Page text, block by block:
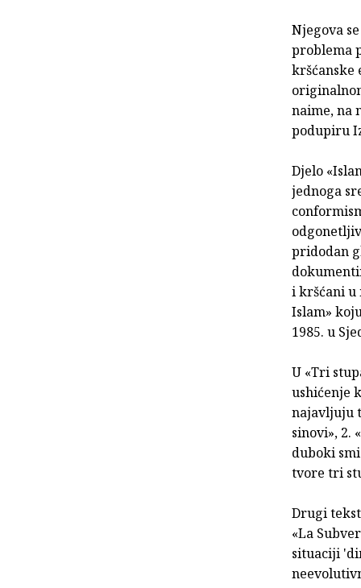
Njegova
problema
kršćanske
naime, na
podupiru
Djelo
jednoga
pridodan
i kršćani u
Islam»
1985. u
U «Tri
ushićenje
najavljuju
sinovi», 2.
duboki
tvore tri
Drugi
«La
situaciji